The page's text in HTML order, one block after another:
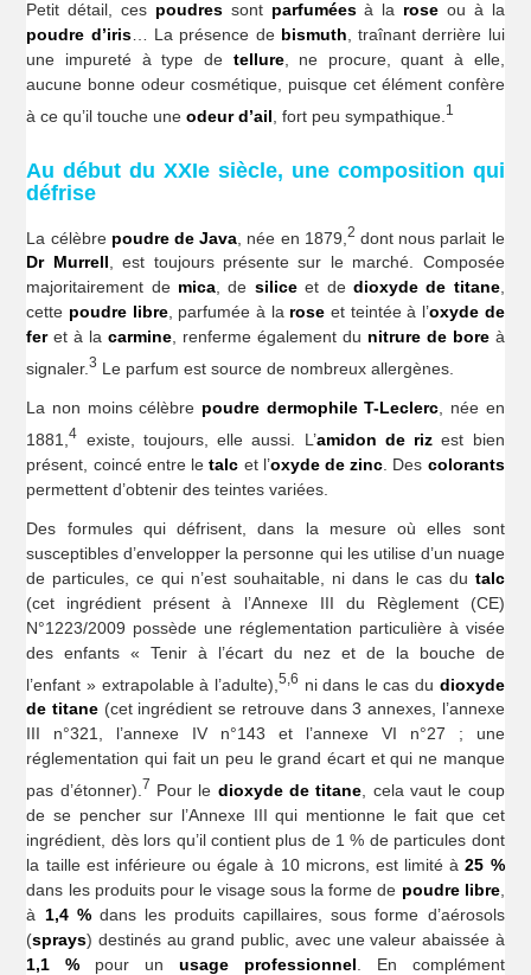
Petit détail, ces poudressont parfuméesà la rose ou à la
poudre d’iris… La présence de bismuth , traînant derrière lui
une impureté à type de tellure, ne procure, quant à elle,
aucune bonne odeur cosmétique, puisque cet élément confère
à ce qu’il touche uneodeur d’ail , fort peu sympathique. 1
Au début du XXIe siècle, une composition qui
défrise
La célèbre poudre de Java , née en 1879, 2 dont nous parlait le
Dr Murrell, est toujours présente sur le marché. Composée
majoritairement de mica, de siliceet de dioxyde de titane,
cette poudre libre, parfumée à la rose et teintée à l’oxyde de
feret à lacarmine, renferme également du nitrure de boreà
signaler.3 Le parfum est source de nombreux allergènes.
La non moins célèbre poudre dermophile T-Leclerc , née en
1881,4 existe, toujours, elle aussi. L’amidon de riz est bien
présent, coincé entre letalc et l’oxyde de zinc . Des colorants
permettent d’obtenir des teintes variées.
Des formules qui défrisent, dans la mesure où elles sont
susceptibles d’envelopper la personne qui les utilise d’un nuage
de particules, ce qui n’est souhaitable, ni dans le cas du talc
(cet ingrédient présent à l’Annexe III du Règlement (CE)
N°1223/2009 possède une réglementation particulière à visée
des enfants « Tenir à l’écart du nez et de la bouche de
l’enfant » extrapolable à l’adulte), 5,6 ni dans le cas du dioxyde
de titane (cet ingrédient se retrouve dans 3 annexes, l’annexe
III n°321, l’annexe IV n°143 et l’annexe VI n°27 ; une
réglementation qui fait un peu le grand écart et qui ne manque
pas d’étonner). 7 Pour le dioxyde de titane , cela vaut le coup
de se pencher sur l’Annexe III qui mentionne le fait que cet
ingrédient, dès lors qu’il contient plus de 1 % de particules dont
la taille est inférieure ou égale à 10 microns, est limité à25 %
dans les produits pour le visage sous la forme de poudre libre,
à 1,4 %dans les produits capillaires, sous forme d’aérosols
(sprays) destinés au grand public, avec une valeur abaissée à
1,1 % pour un usage professionnel . En complément